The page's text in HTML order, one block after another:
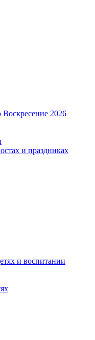
2026
и праздниках
и воспитании